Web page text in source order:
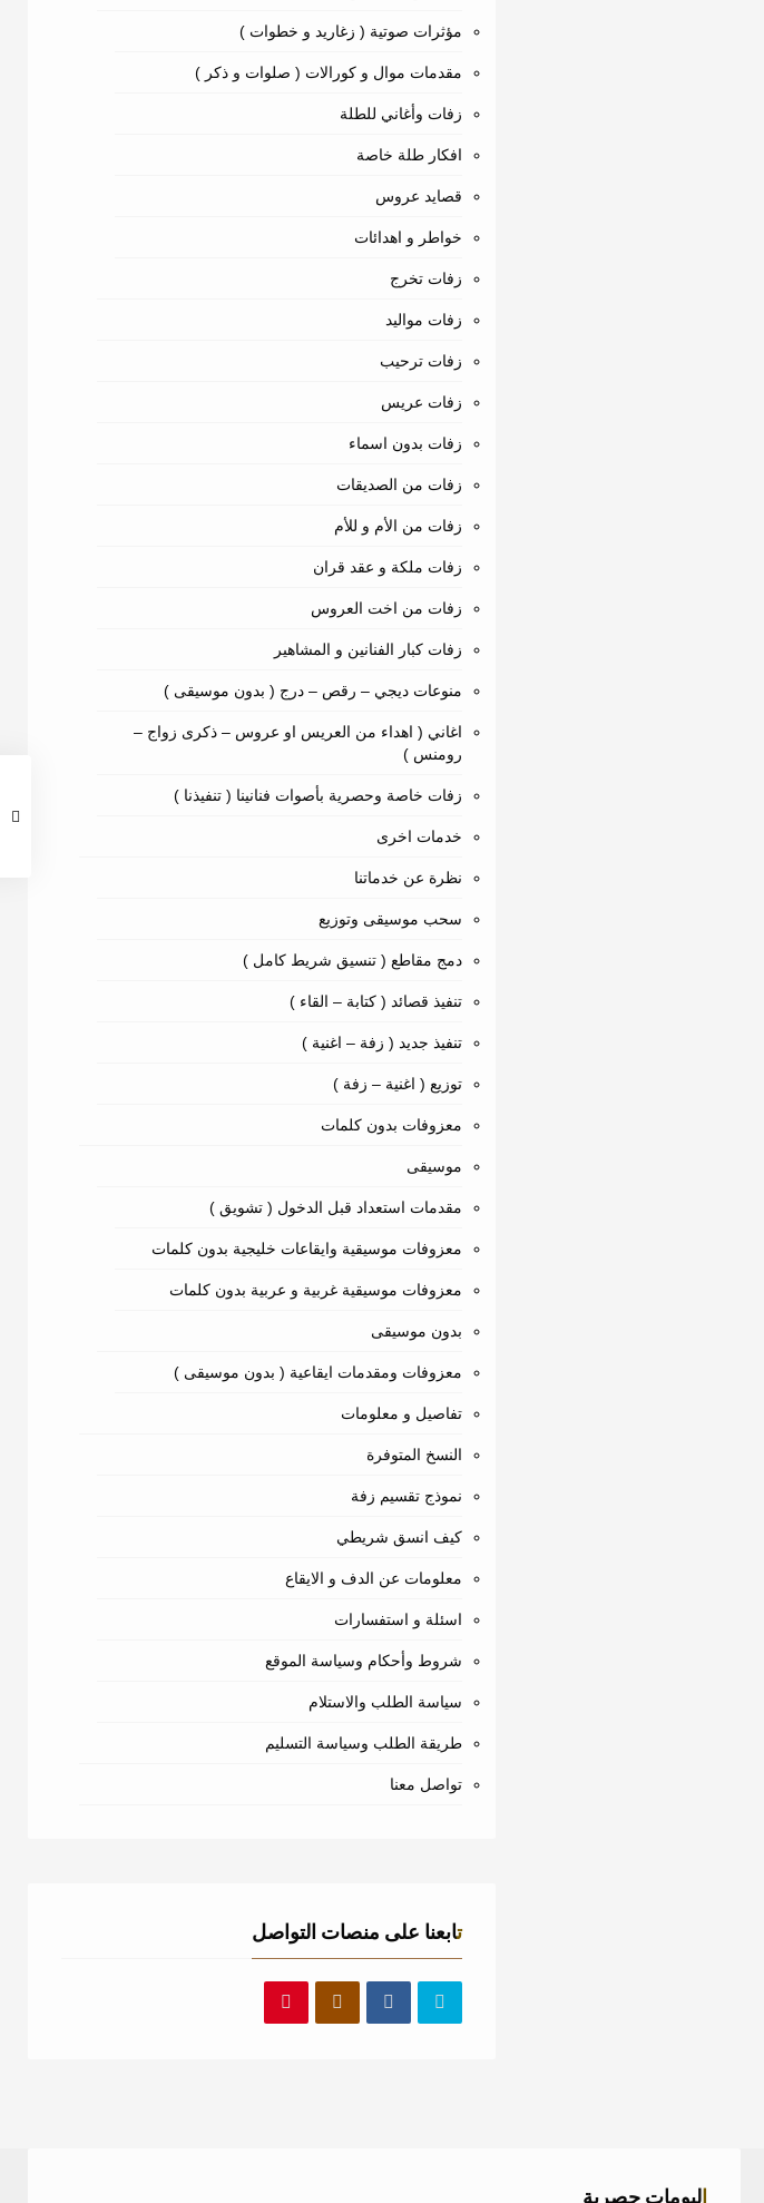
مؤثرات صوتية ( زغاريد و خطوات )
مقدمات موال و كورالات ( صلوات و ذكر )
زفات وأغاني للطلة
افكار طلة خاصة
قصايد عروس
خواطر و اهدائات
زفات تخرج
زفات مواليد
زفات ترحيب
زفات عريس
زفات بدون اسماء
زفات من الصديقات
زفات من الأم و للأم
زفات ملكة و عقد قران
زفات من اخت العروس
زفات كبار الفنانين و المشاهير
منوعات ديجي – رقص – درج ( بدون موسيقى )
اغاني ( اهداء من العريس او عروس – ذكرى زواج –
رومنس )
زفات خاصة وحصرية بأصوات فنانينا ( تنفيذنا )
خدمات اخرى
نظرة عن خدماتنا
سحب موسيقى وتوزيع
دمج مقاطع ( تنسيق شريط كامل )
تنفيذ قصائد ( كتابة – القاء )
تنفيذ جديد ( زفة – اغنية )
توزيع ( اغنية – زفة )
معزوفات بدون كلمات
موسيقى
مقدمات استعداد قبل الدخول ( تشويق )
معزوفات موسيقية وايقاعات خليجية بدون كلمات
معزوفات موسيقية غربية و عربية بدون كلمات
بدون موسيقى
معزوفات ومقدمات ايقاعية ( بدون موسيقى )
تفاصيل و معلومات
النسخ المتوفرة
نموذج تقسيم زفة
كيف انسق شريطي
معلومات عن الدف و الايقاع
اسئلة و استفسارات
شروط وأحكام وسياسة الموقع
سياسة الطلب والاستلام
طريقة الطلب وسياسة التسليم
تواصل معنا
تابعنا على منصات التواصل
البومات حصرية